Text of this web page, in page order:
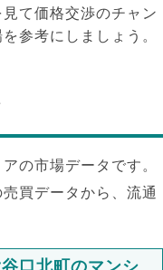
て価格交渉のチャン
参考にしましょう。
の市場データです。
買データから、流通
口北町のマンシ